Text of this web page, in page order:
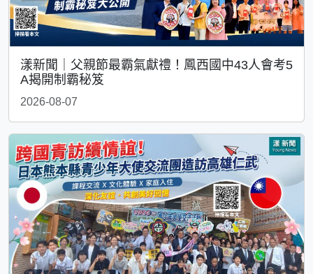
漾新聞｜父親節最霸氣獻禮！鳳西國中43人會考5
A揭開制霸秘笈
2026-08-07